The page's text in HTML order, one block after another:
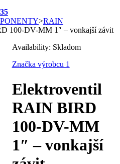
>RAIN
100-DV-MM 1″ – vonkajší závit
Availability: Skladom
Značka výrobcu 1
Elektroventil
RAIN BIRD
100-DV-MM
1″ – vonkajší